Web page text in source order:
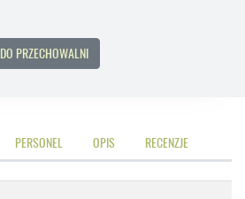
DO PRZECHOWALNI
PERSONEL OPIS RECENZJE